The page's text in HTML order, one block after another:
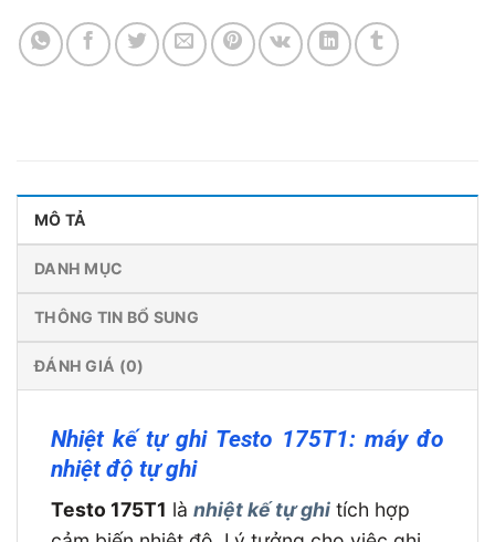
MÔ TẢ
DANH MỤC
THÔNG TIN BỔ SUNG
ĐÁNH GIÁ (0)
Nhiệt kế tự ghi Testo 175T1: máy đo
nhiệt độ tự ghi
Testo 175T1 là nhiệt kế tự ghi tích hợp